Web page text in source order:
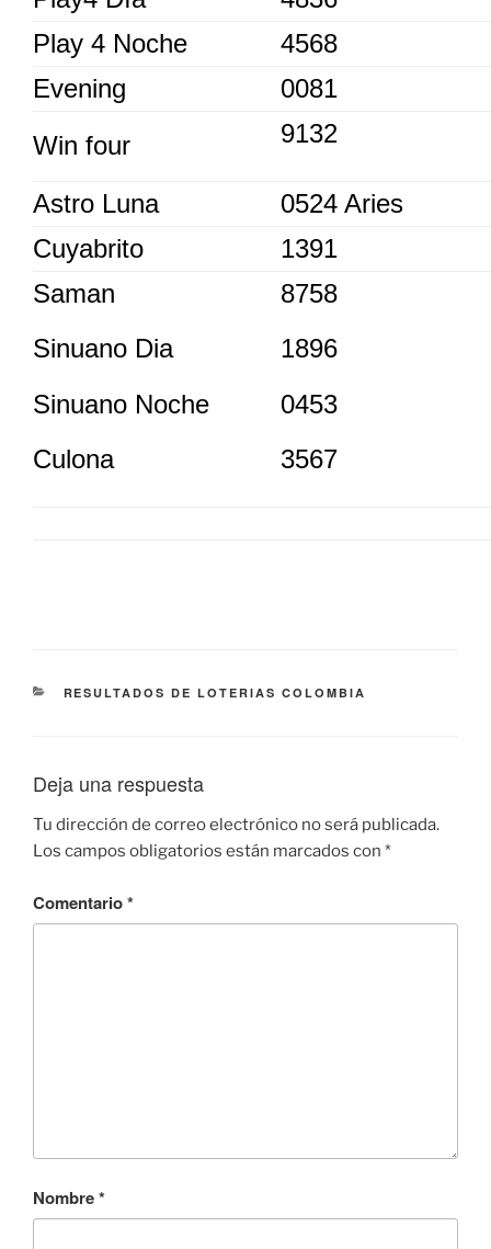
Play 4 Noche
4568
Evening
0081
Win four
9132
Astro Luna
0524 Aries
Cuyabrito
1391
Saman
Sinuano Dia
Sinuano Noche
Culona
8758
1896
0453
3567
CATEGORÍAS
RESULTADOS DE LOTERIAS COLOMBIA
Deja una respuesta
Tu dirección de correo electrónico no será publicada.
Los campos obligatorios están marcados con *
Comentario*
Nombre*